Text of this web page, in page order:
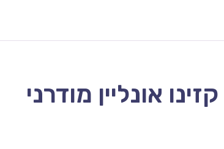
TSARS CASINO – 2026 קזינו אונליין מודרני